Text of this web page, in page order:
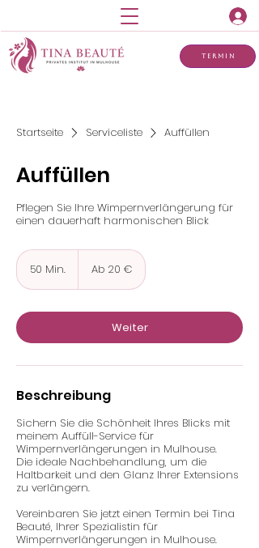
Termin
Startseite Serviceliste Auffüllen
Auffüllen
Pflegen Sie Ihre Wimpernverlängerung für
einen dauerhaft harmonischen Blick
50 Min.
M
i
EuroAb 20 €
Weiter
Beschreibung
Sichern Sie die Schönheit Ihres Blicks mit
meinem Auffüll-Service für
Wimpernverlängerungen in Mulhouse.
Die ideale Nachbehandlung, um die
Haltbarkeit und den Glanz Ihrer Extensions
zu verlängern.
Vereinbaren Sie jetzt einen Termin bei Tina
Beauté, Ihrer Spezialistin für
Wimpernverlängerungen in Mulhouse.